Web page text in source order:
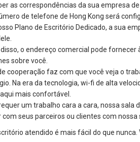
as correspondências da sua empresa
de telefone de Hong Kong será
Plano de Escritório Dedicado, a sua
o endereço comercial pode
sobre você.
cooperação faz com que você veja o
Na era da tecnologia, wi-fi de alta
mais confortável.
um trabalho cara a cara, nossa
seus parceiros ou clientes com nossa
atendido é mais fácil do que